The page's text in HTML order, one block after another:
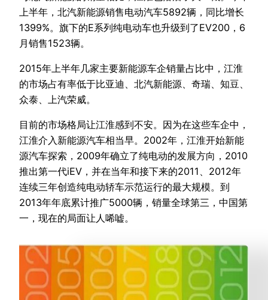
上半年，北汽新能源销售电动汽车5892辆，同比增长
1399%。旗下的E系列纯电动车也升级到了EV200，6
月销售1523辆。
2015年上半年几家主要新能源车企销量占比中，江淮
的市场占有率低于比亚迪、北汽新能源、奇瑞、知豆、
众泰、上汽荣威。
目前的市场格局让江淮感到不安。因为在这些车企中，
江淮介入新能源汽车相当早。2002年，江淮开始新能
源汽车探索，2009年确立了纯电动的发展方向，2010
推出第一代iEV，并在当年和接下来的2011、2012年
连续三年创造纯电动轿车示范运行的最大规模。到
2013年年底累计推广5000辆，销量全球第三，中国第
一，现在的局面让人唏嘘。